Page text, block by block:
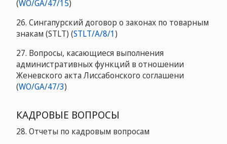
(WO/GA/47/15)
26. Сингапурский договор о законах по товарным
знакам (STLT) (STLT/A/8/1)
27. Вопросы, касающиеся выполнения
административных функций в отношении
Женевского акта Лиссабонского соглашени
(WO/GA/47/3)
КАДРОВЫЕ ВОПРОСЫ
28. Отчеты по кадровым вопросам